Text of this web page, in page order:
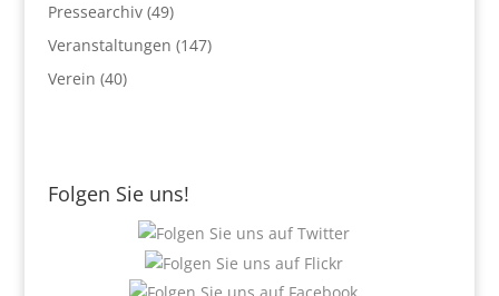
Pressearchiv(49)
Veranstaltungen (147)
Verein (40)
Folgen Sie uns!